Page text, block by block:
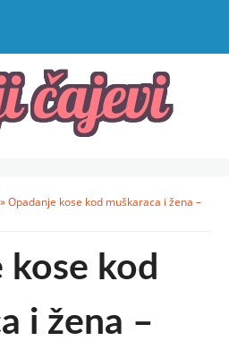
»Opadanje kose kod muškaraca i žena –
kose kod
i žena –